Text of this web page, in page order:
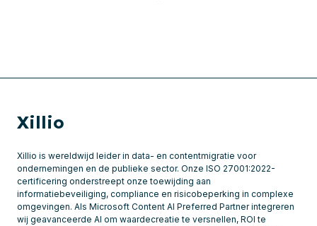
Xillio
Xillio is wereldwijd leider in data- en contentmigratie voor
ondernemingen en de publieke sector. Onze ISO 27001:2022-
certificering onderstreept onze toewijding aan
informatiebeveiliging, compliance en risicobeperking in complexe
omgevingen. Als Microsoft Content AI Preferred Partner integreren
wij geavanceerde AI om waardecreatie te versnellen, ROI te